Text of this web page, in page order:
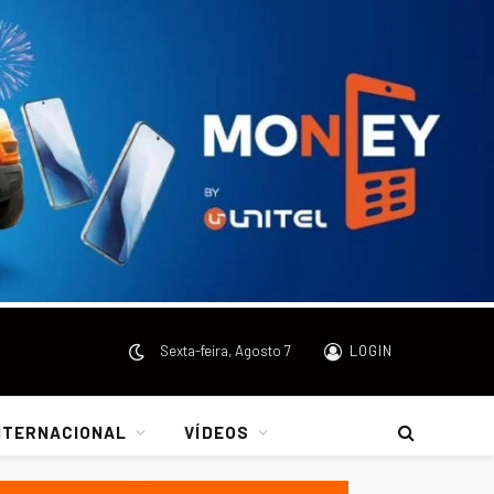
Sexta-feira, Agosto 7 LOGIN
VÍDEOS